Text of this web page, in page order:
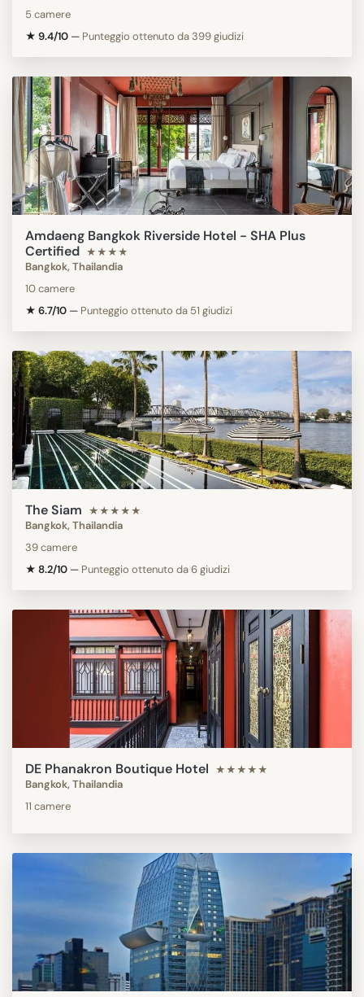
5 camere
★ 9.4/10 — Punteggio ottenuto da 399 giudizi
Amdaeng Bangkok Riverside Hotel - SHA Plus
Certified ★★★★
Bangkok, Thailandia
10 camere
★ 6.7/10 — Punteggio ottenuto da 51 giudizi
The Siam ★★★★★
Bangkok, Thailandia
39 camere
★ 8.2/10 — Punteggio ottenuto da 6 giudizi
DE Phanakron Boutique Hotel ★★★★★
Bangkok, Thailandia
11 camere